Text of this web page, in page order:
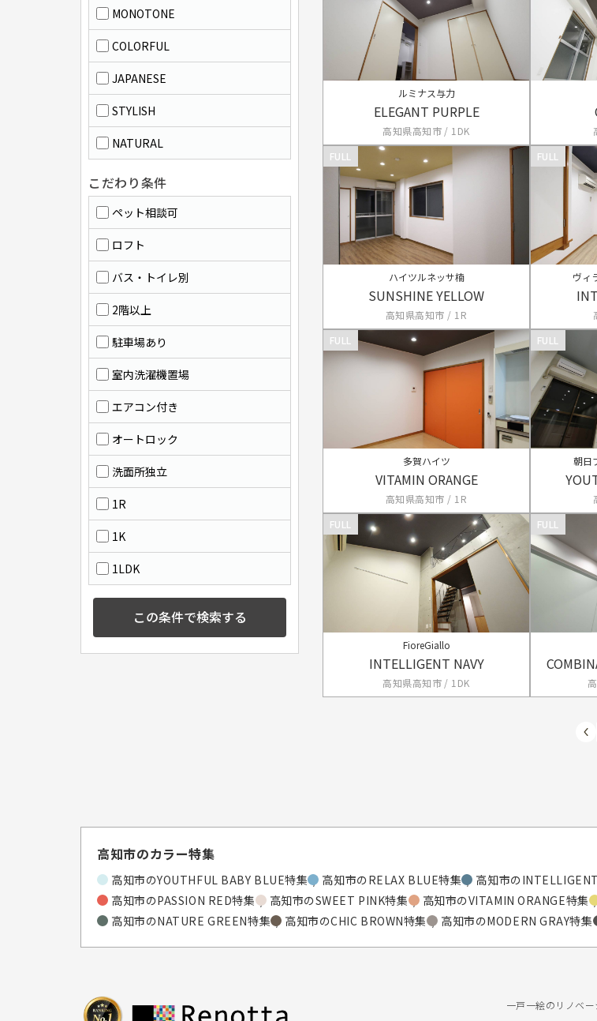
ルミナス与力
ELEGANT PURPLE
高知県高知市 / 1DK
FULL
ハイツルネッサ楠
SUNSHINE YELLOW
高知県高知市 / 1R
FULL
ヴィ
FULL
多賀ハイツ
VITAMIN ORANGE
高知県高知市 / 1R
FULL
朝日
FULL
FioreGiallo
INTELLIGENT NAVY
高知県高知市 / 1DK
FULL
MONOTONE
COLORFUL
JAPANESE
STYLISH
NATURAL
こだわり条件
ペット相談可
ロフト
バス・トイレ別
2階以上
駐車場あり
室内洗濯機置場
エアコン付き
オートロック
洗面所独立
1R
1K
1LDK
この条件で検索する
高知市のカラー特集
高知市のYOUTHFUL BABY BLUE特集 高知市のRELAX BLUE特集 高知市の
高知市のPASSION RED特集
高知市のSWEET PINK特集 高知市のVITAMIN ORANGE特集
高知市のNATURE GREEN特集
高知市のCHIC BROWN特集 高知市のMODERN GRAY特集
一戸一絵のリノベー